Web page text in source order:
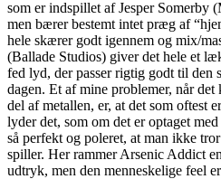
som er indspillet af Jesper Somerby
men bærer bestemt intet præg af
hele skærer godt igennem og mix/
(Ballade Studios) giver det hele et
fed lyd, der passer rigtig godt til
dagen. Et af mine problemer, når
del af metallen, er, at det som oftest
lyder det, som om det er optaget
så perfekt og poleret, at man ikke
spiller. Her rammer Arsenic Addict
udtryk, men den menneskelige feel